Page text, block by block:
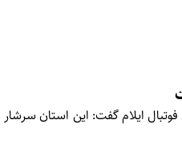
ایلام گفت: این استان